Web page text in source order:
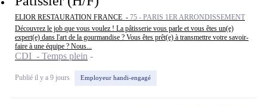
ELIOR RESTAURATION FRANCE - 75 - PARIS 1ER ARRONDISSEMENT
Découvrez le job que vous voulez ! La pâtisserie vous parle et vous êtes un(e)
expert(e) dans l'art de la gourmandise ? Vous êtes prêt(e) à transmettre votre savoir-
faire à une équipe ? Nous...
CDI - Temps plein
Publié il y a 9 jours Employeur handi-engagé